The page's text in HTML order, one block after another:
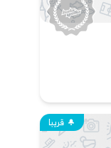
قريبا